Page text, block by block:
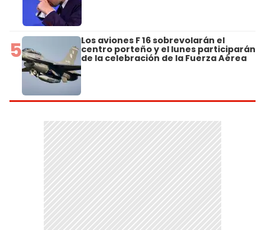
5 Los aviones F 16 sobrevolarán el
centro porteño y el lunes participarán
de la celebración de la Fuerza Aérea